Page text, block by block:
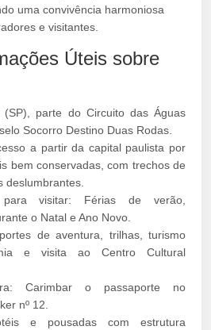
uma convivência harmoniosa
e visitantes.
Úteis sobre
(SP), parte do Circuito das Águas
Socorro Destino Duas Rodas.
a partir da capital paulista por
bem conservadas, com trechos de
deslumbrantes.
visitar: Férias de verão,
o Natal e Ano Novo.
de aventura, trilhas, turismo
e visita ao Centro Cultural
Carimbar o passaporte no
nº 12.
e pousadas com estrutura